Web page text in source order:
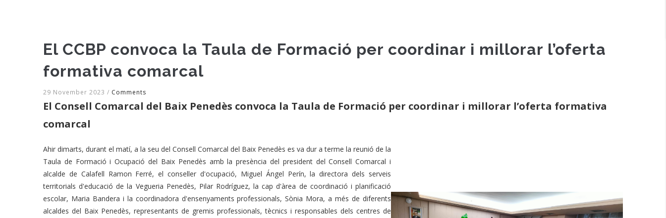
El CCBP convoca la Taula de Formació per coordinar i millorar l’oferta
formativa comarcal
29 November 2023 / Comments
El Consell Comarcal del Baix Penedès convoca la Taula de Formació per coordinar i millorar l’oferta formativa
comarcal
Ahir dimarts, durant el matí, a la seu del Consell Comarcal del Baix Penedès es va dur a terme la reunió de la
Taula de Formació i Ocupació del Baix Penedès amb la presència del president del Consell Comarcal i
alcalde de Calafell Ramon Ferré, el conseller d'ocupació, Miguel Ángel Perín, la directora dels serveis
territorials d'educació de la Vegueria Penedès, Pilar Rodríguez, la cap d'àrea de coordinació i planificació
escolar, Maria Bandera i la coordinadora d'ensenyaments professionals, Sònia Mora, a més de diferents
alcaldes del Baix Penedès, representants de gremis professionals, tècnics i responsables dels centres de